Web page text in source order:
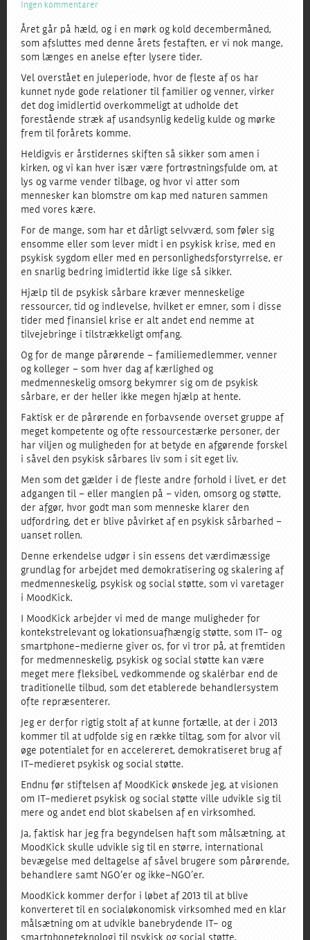
Ingen kommentarer
Året går på hæld, og i en mørk og kold decembermåned,
som afsluttes med denne årets festaften, er vi nok mange,
som længes en anelse efter lysere tider.
Vel overstået en juleperiode, hvor de fleste af os har
kunnet nyde gode relationer til familier og venner, virker
det dog imidlertid overkommeligt at udholde det
forestående stræk af usandsynlig kedelig kulde og mørke
frem til forårets komme.
Heldigvis er årstidernes skiften så sikker som amen i
kirken, og vi kan hver især være fortrøstningsfulde om, at
lys og varme vender tilbage, og hvor vi atter som
mennesker kan blomstre om kap med naturen sammen
med vores kære.
For de mange, som har et dårligt selvværd, som føler sig
ensomme eller som lever midt i en psykisk krise, med en
psykisk sygdom eller med en personlighedsforstyrrelse, er
en snarlig bedring imidlertid ikke lige så sikker.
Hjælp til de psykisk sårbare kræver menneskelige
ressourcer, tid og indlevelse, hvilket er emner, som i disse
tider med finansiel krise er alt andet end nemme at
tilvejebringe i tilstrækkeligt omfang.
Og for de mange pårørende – familiemedlemmer, venner
og kolleger – som hver dag af kærlighed og
medmenneskelig omsorg bekymrer sig om de psykisk
sårbare, er der heller ikke megen hjælp at hente.
Faktisk er de pårørende en forbavsende overset gruppe af
meget kompetente og ofte ressourcestærke personer, der
har viljen og muligheden for at betyde en afgørende forskel
i såvel den psykisk sårbares liv som i sit eget liv.
Men som det gælder i de fleste andre forhold i livet, er det
adgangen til – eller manglen på – viden, omsorg og støtte,
der afgør, hvor godt man som menneske klarer den
udfordring, det er blive påvirket af en psykisk sårbarhed –
uanset rollen.
Denne erkendelse udgør i sin essens det værdimæssige
grundlag for arbejdet med demokratisering og skalering af
medmenneskelig, psykisk og social støtte, som vi varetager
i MoodKick.
I MoodKick arbejder vi med de mange muligheder for
kontekstrelevant og lokationsuafhængig støtte, som IT- og
smartphone-medierne giver os, for vi tror på, at fremtiden
for medmenneskelig, psykisk og social støtte kan være
meget mere fleksibel, vedkommende og skalérbar end de
traditionelle tilbud, som det etablerede behandlersystem
ofte repræsenterer.
Jeg er derfor rigtig stolt af at kunne fortælle, at der i 2013
kommer til at udfolde sig en række tiltag, som for alvor vil
øge potentialet for en accelereret, demokratiseret brug af
IT-medieret psykisk og social støtte.
Endnu før stiftelsen af MoodKick ønskede jeg, at visionen
om IT-medieret psykisk og social støtte ville udvikle sig til
mere og andet end blot skabelsen af en virksomhed.
Ja, faktisk har jeg fra begyndelsen haft som målsætning, at
MoodKick skulle udvikle sig til en større, international
bevægelse med deltagelse af såvel brugere som pårørende,
behandlere samt NGO’er og ikke-NGO’er.
MoodKick kommer derfor i løbet af 2013 til at blive
konverteret til en socialøkonomisk virksomhed med en klar
målsætning om at udvikle banebrydende IT- og